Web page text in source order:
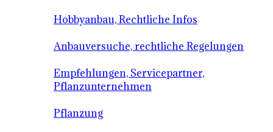
Hobbyanbau, Rechtliche Infos
Anbauversuche, rechtliche Regelungen
Empfehlungen, Servicepartner,
Pflanzunternehmen
Pflanzung